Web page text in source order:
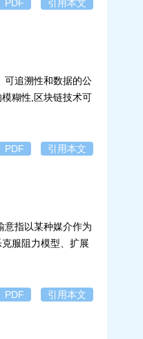
PDF 引用本文
可追溯性和数据的公
糊性,区块链技术可
PDF 引用本文
意指以某种媒介作为
服阻力模型、扩展
PDF 引用本文